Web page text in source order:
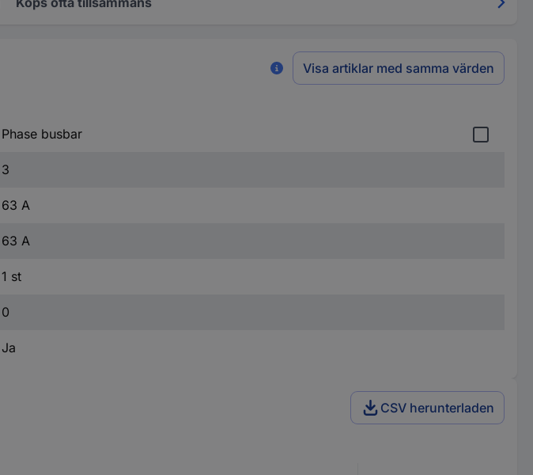
Visa artiklar med samma värden
Phase busbar
3
63 A
63 A
1 st
0
Ja
CSV herunterladen